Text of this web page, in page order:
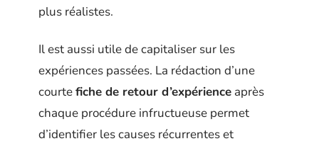
plus réalistes.
Il est aussi utile de capitaliser sur les
expériences passées. La rédaction d’une
courtefiche de retour d’expérience après
chaque procédure infructueuse permet
d’identifier les causes récurrentes et